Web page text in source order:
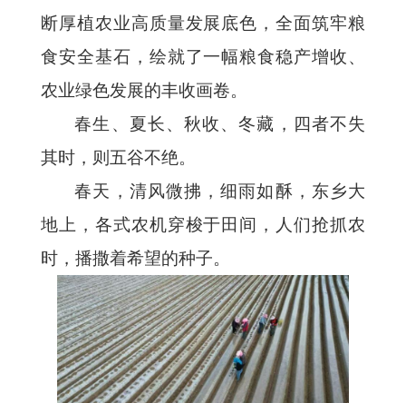
断厚植农业高质量发展底色，全面筑牢粮
食安全基石，绘就了一幅粮食稳产增收、
农业绿色发展的丰收画卷。
春生、夏长、秋收、冬藏，四者不失
其时，则五谷不绝。
春天，清风微拂，细雨如酥，东乡大
地上，各式农机穿梭于田间，人们抢抓农
时，播撒着希望的种子。